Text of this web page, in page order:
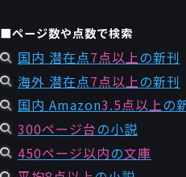
■ページ数や点数で検索
国内 潜在点7点以上の新刊
海外 潜在点7点以上の新刊
国内 Amazon3.5点以上の
300ページ台の小説
450ページ以内の文庫